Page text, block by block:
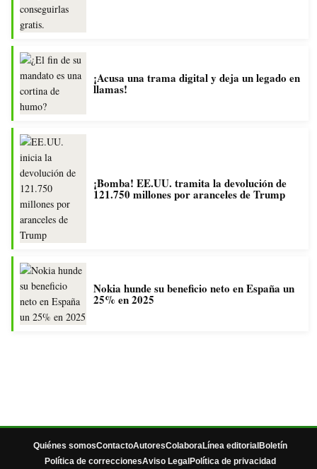
¡Acusa una trama digital y deja un legado en
llamas!
¡Bomba! EE.UU. tramita la devolución de
121.750 millones por aranceles de Trump
Nokia hunde su beneficio neto en España un
25% en 2025
Quiénes somosContactoAutoresColaboraLínea editorial Boletín
Política de correccionesAviso Legal Política de privacidad